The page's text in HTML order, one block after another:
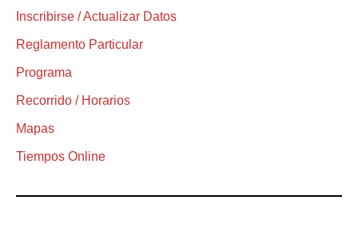
Inscribirse / Actualizar Datos
Reglamento Particular
Programa
Recorrido / Horarios
Mapas
Tiempos Online